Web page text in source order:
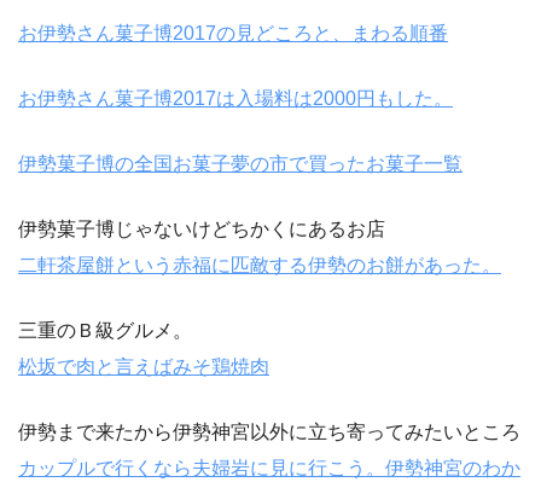
お伊勢さん菓子博2017の見どころと、まわる順番
お伊勢さん菓子博2017は入場料は2000円もした。
伊勢菓子博の全国お菓子夢の市で買ったお菓子一覧
伊勢菓子博じゃないけどちかくにあるお店
二軒茶屋餅という赤福に匹敵する伊勢のお餅があった。
三重のＢ級グルメ。
松坂で肉と言えばみそ鶏焼肉
伊勢まで来たから伊勢神宮以外に立ち寄ってみたいところ
カップルで行くなら夫婦岩に見に行こう。伊勢神宮のわか